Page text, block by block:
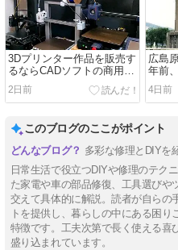
3Dプリンター作品を販売す
るならCADソフトの商用利
用に注意。個人にはサブス
ク料金が高い
2日前
広島
年前
4日前
このブログのここがポイント
多彩な修理とDIYを
日常生活で役立つDIYや修理のテク
た家電や車の部品修復、工具選びや
交えて具体的に解説。読者が自らの
トを提供し、暮らしの中にある困
特徴です。工夫次第で長く使える喜
盛り込まれています。